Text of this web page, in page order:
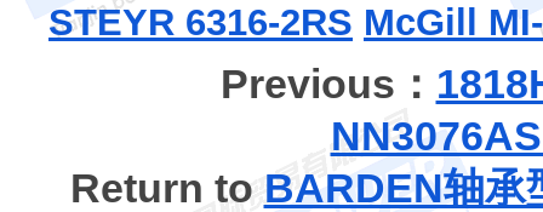
STEYR 6316-2RS McGill
Previous：
Return to BARDEN轴承